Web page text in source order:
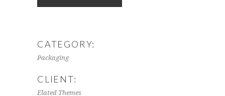
CATEGORY:
Packaging
CLIENT:
Elated Themes